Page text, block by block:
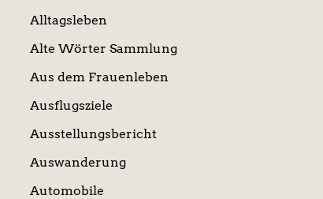
Alltagsleben
Alte Wörter Sammlung
Aus dem Frauenleben
Ausflugsziele
Ausstellungsbericht
Auswanderung
Automobile